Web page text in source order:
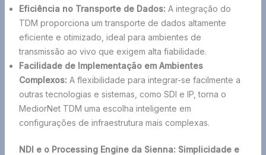
Eficiência no Transporte de Dados: A integração do
TDM proporciona um transporte de dados altamente
eficiente e otimizado, ideal para ambientes de
transmissão ao vivo que exigem alta fiabilidade.
Facilidade de Implementação em Ambientes
Complexos: A flexibilidade para integrar-se facilmente a
outras tecnologias e sistemas, como SDI e IP, torna o
MediorNet TDM uma escolha inteligente em
configurações de infraestrutura mais complexas.
NDI e o Processing Engine da Sienna: Simplicidade e